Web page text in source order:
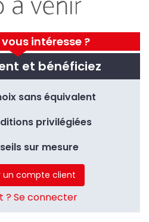
intéresse ?
et bénéficiez
sans équivalent
privilégiées
sur mesure
un compte client
? Se connecter